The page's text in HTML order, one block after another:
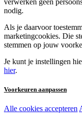
verwerken geen
nodig.
Als je daarvoor
marketingcookies. Die
stemmen op jouw
Je kunt je instellingen
hier.
Voorkeuren aanpassen
Noodzakelijke
Alle cookies accepteren